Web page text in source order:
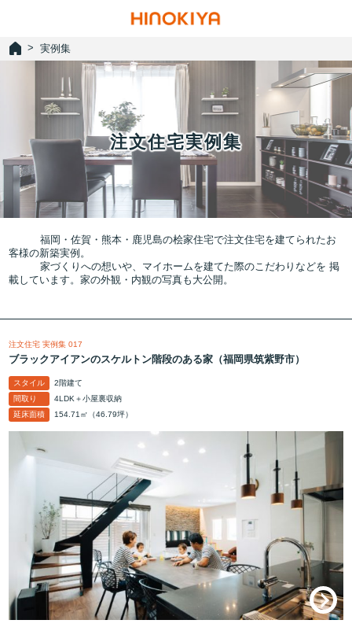
実例集
注文住宅実例集
福岡・佐賀・熊本・鹿児島の桧家住宅で注文住宅を建てられたお
客様の新築実例。
家づくりへの想いや、マイホームを建てた際のこだわりなどを 掲
載しています。家の外観・内観の写真も大公開。
注文住宅 実例集 017
ブラックアイアンのスケルトン階段のある家（福岡県筑紫野市）
スタイル
2階建て
間取り
4LDK＋小屋裏収納
延床面積
154.71㎡（46.79坪）